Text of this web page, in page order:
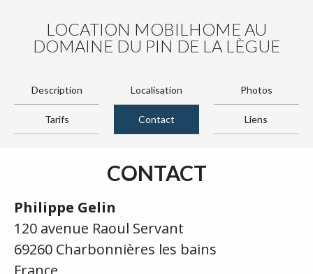
LOCATION MOBILHOME AU
DOMAINE DU PIN DE LA LÈGUE
Description Localisation Photos
Tarifs Contact Liens
CONTACT
Philippe Gelin
120 avenue Raoul Servant
69260 Charbonnières les bains
France